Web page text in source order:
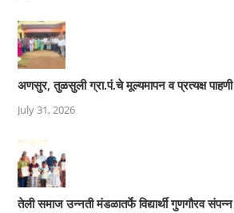
अणसुर, तुळसुली ग्रा.पं.चे मूल्यमापन व प्रत्यक्ष पाहणी
July 31, 2026
तेली समाज उन्नती मंडळातर्फे विद्यार्थी गुणगौरव संपन्न